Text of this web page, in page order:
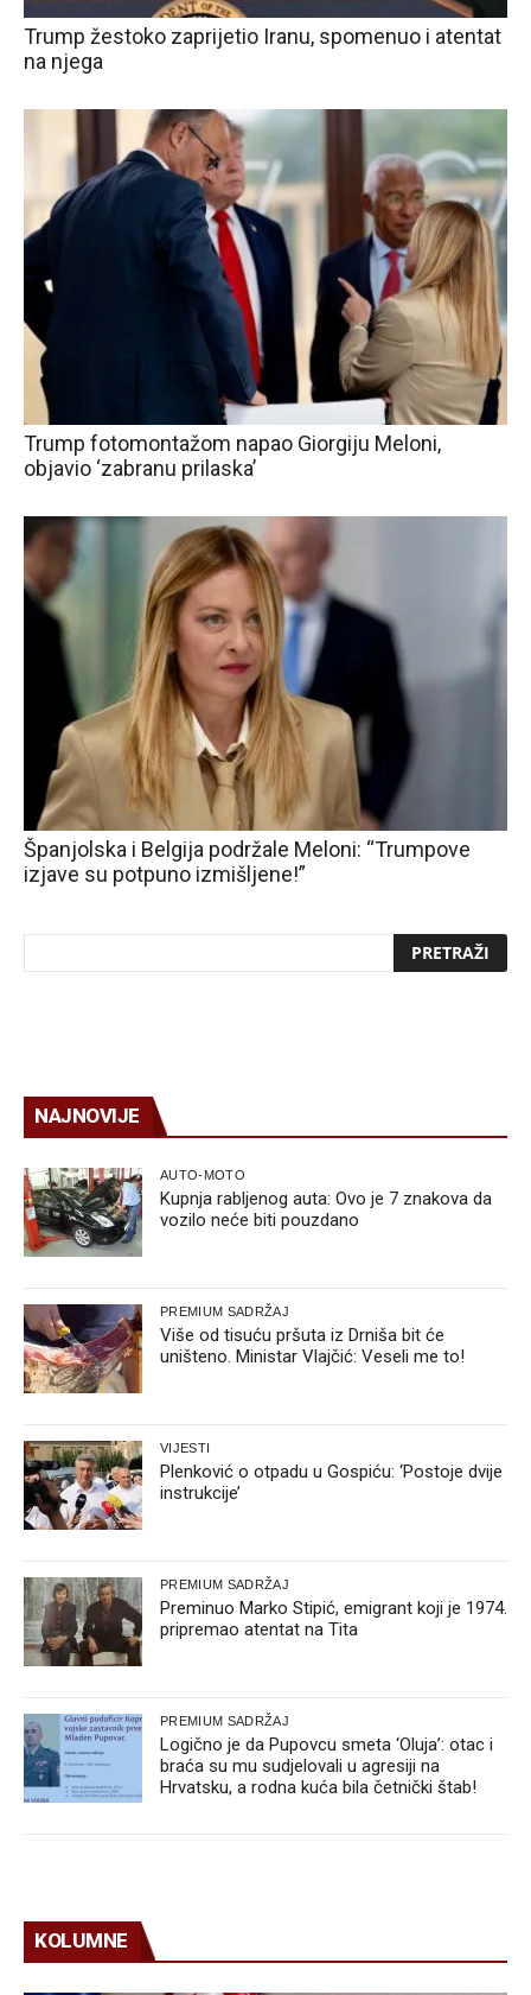
Trump žestoko zaprijetio Iranu, spomenuo i atentat
na njega
Trump fotomontažom napao Giorgiju Meloni,
objavio ‘zabranu prilaska’
Španjolska i Belgija podržale Meloni: “Trumpove
izjave su potpuno izmišljene!”
NAJNOVIJE
AUTO-MOTO
Kupnja rabljenog auta: Ovo je 7 znakova da
vozilo neće biti pouzdano
PREMIUM SADRŽAJ
Više od tisuću pršuta iz Drniša bit će
uništeno. Ministar Vlajčić: Veseli me to!
VIJESTI
Plenković o otpadu u Gospiću: ‘Postoje dvije
instrukcije’
PREMIUM SADRŽAJ
Preminuo Marko Stipić, emigrant koji je 1974.
pripremao atentat na Tita
PREMIUM SADRŽAJ
Logično je da Pupovcu smeta ‘Oluja’: otac i
braća su mu sudjelovali u agresiji na
Hrvatsku, a rodna kuća bila četnički štab!
KOLUMNE